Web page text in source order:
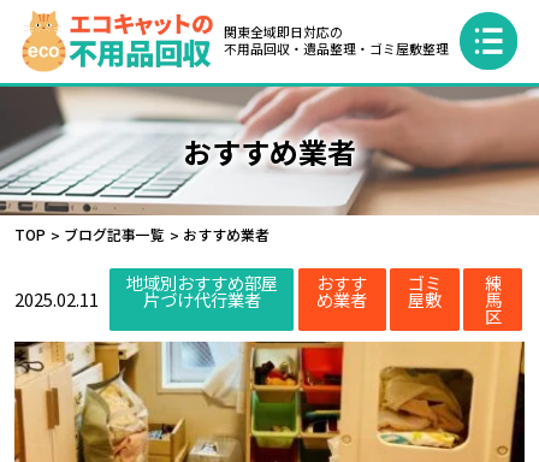
関東全域即日対応の
不用品回収・遺品整理・ゴミ屋敷整理
おすすめ業者
TOP ブログ記事一覧 おすすめ業者
2025.02.11
地域別おすすめ部屋
片づけ代行業者
おすす
め業者
ゴミ
屋敷
練
馬
区